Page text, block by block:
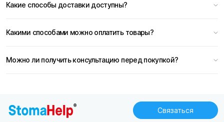
Какие способы доставки доступны?
Какими способами можно оплатить товары?
Можно ли получить консультацию перед покупкой?
Связаться